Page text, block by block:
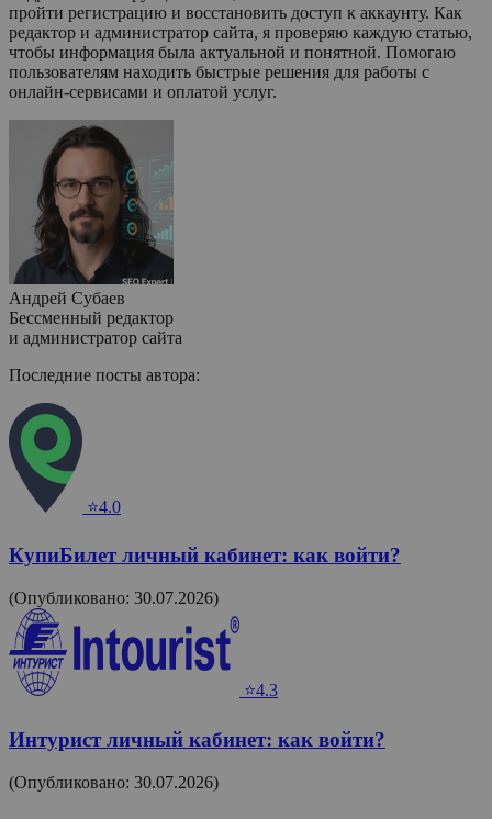
пройти регистрацию и восстановить доступ к аккаунту. Как
редактор и администратор сайта, я проверяю каждую статью,
чтобы информация была актуальной и понятной. Помогаю
пользователям находить быстрые решения для работы с
онлайн-сервисами и оплатой услуг.
Андрей Субаев
Бессменный редактор
и администратор сайта
Последние посты автора:
⭐4.0
КупиБилет личный кабинет: как войти?
(Опубликовано: 30.07.2026)
⭐4.3
Интурист личный кабинет: как войти?
(Опубликовано: 30.07.2026)